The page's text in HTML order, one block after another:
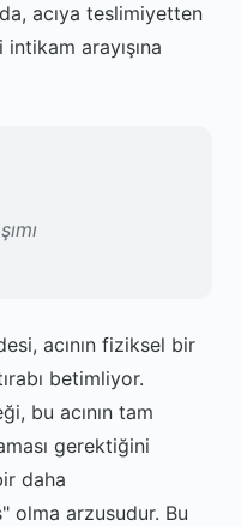
acıya teslimiyetten
arayışına
acının fiziksel bir
betimliyor.
bu acının tam
gerektiğini
daha
olma arzusudur. Bu